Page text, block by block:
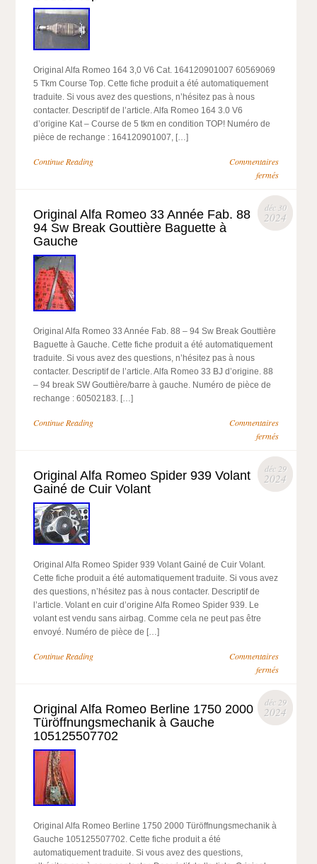
Original Alfa Romeo 164 3,0 V6 Cat. 164120901007 60569069
5 Tkm Course Top. Cette fiche produit a été automatiquement
traduite. Si vous avez des questions, n’hésitez pas à nous
contacter. Descriptif de l’article. Alfa Romeo 164 3.0 V6
d’origine Kat – Course de 5 tkm en condition TOP! Numéro de
pièce de rechange : 164120901007, […]
Continue Reading
Commentaires
fermés
déc 30
2024
Original Alfa Romeo 33 Année Fab. 88
94 Sw Break Gouttière Baguette à
Gauche
Original Alfa Romeo 33 Année Fab. 88 – 94 Sw Break Gouttière
Baguette à Gauche. Cette fiche produit a été automatiquement
traduite. Si vous avez des questions, n’hésitez pas à nous
contacter. Descriptif de l’article. Alfa Romeo 33 BJ d’origine. 88
– 94 break SW Gouttière/barre à gauche. Numéro de pièce de
rechange : 60502183. […]
Continue Reading
Commentaires
fermés
déc 29
2024
Original Alfa Romeo Spider 939 Volant
Gainé de Cuir Volant
Original Alfa Romeo Spider 939 Volant Gainé de Cuir Volant.
Cette fiche produit a été automatiquement traduite. Si vous avez
des questions, n’hésitez pas à nous contacter. Descriptif de
l’article. Volant en cuir d’origine Alfa Romeo Spider 939. Le
volant est vendu sans airbag. Comme cela ne peut pas être
envoyé. Numéro de pièce de […]
Continue Reading
Commentaires
fermés
déc 29
2024
Original Alfa Romeo Berline 1750 2000
Türöffnungsmechanik à Gauche
105125507702
Original Alfa Romeo Berline 1750 2000 Türöffnungsmechanik à
Gauche 105125507702. Cette fiche produit a été
automatiquement traduite. Si vous avez des questions,